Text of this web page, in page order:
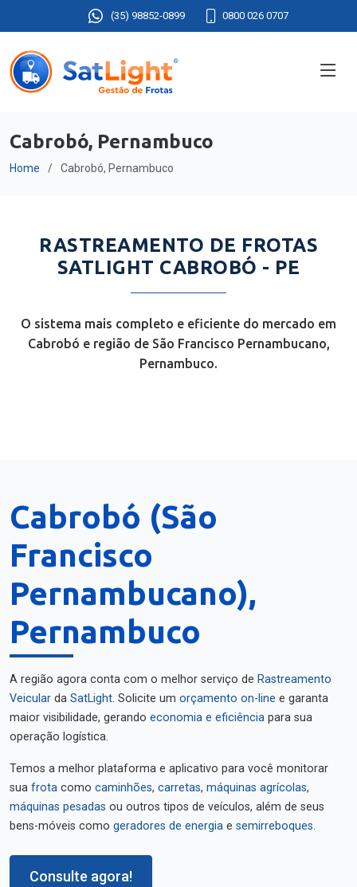
(35) 98852-0899 0800 026 0707
Cabrobó, Pernambuco
Home Cabrobó, Pernambuco
RASTREAMENTO DE FROTAS
SATLIGHT CABROBÓ - PE
O sistema mais completo e eficiente do mercado em
Cabrobó e região de São Francisco Pernambucano,
Pernambuco.
Cabrobó (São
Francisco
Pernambucano),
Pernambuco
A região agora conta com o melhor serviço de Rastreamento
Veicular da SatLight. Solicite um orçamento on-line e garanta
maior visibilidade, gerando economia e eficiência para sua
operação logística.
Temos a melhor plataforma e aplicativo para você monitorar
sua frota como caminhões, carretas, máquinas agrícolas,
máquinas pesadas ou outros tipos de veículos, além de seus
bens-móveis como geradores de energia e semirreboques.
Consulte agora!